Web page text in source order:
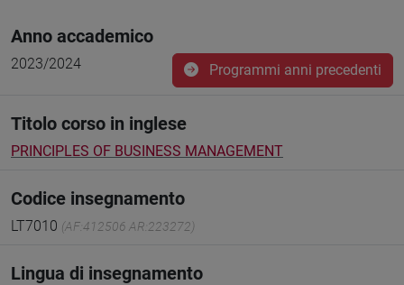
Anno accademico
2023/2024 Programmi anni precedenti
Titolo corso in inglese
PRINCIPLES OF BUSINESS MANAGEMENT
Codice insegnamento
LT7010 (AF:412506 AR:223272)
Lingua di insegnamento